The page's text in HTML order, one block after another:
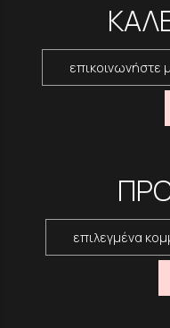
επικοινωνήστε
επιλεγμένα